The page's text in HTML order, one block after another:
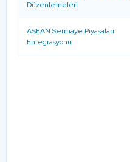
Düzenlemeleri
ASEAN Sermaye Piyasaları
Entegrasyonu